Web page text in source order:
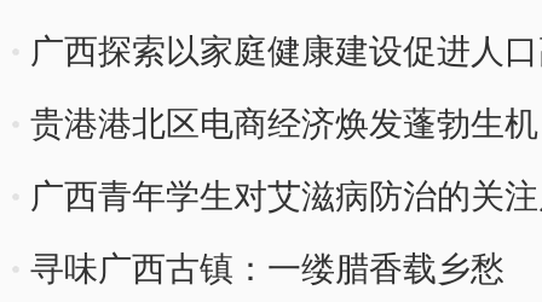
广西探索以家庭健康建设促进人
贵港港北区电商经济焕发蓬勃生机
广西青年学生对艾滋病防治的关
寻味广西古镇：一缕腊香载乡愁